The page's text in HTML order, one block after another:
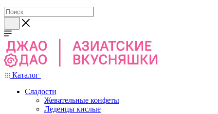
Каталог
Сладости
Жевательные конфеты
Леденцы кислые